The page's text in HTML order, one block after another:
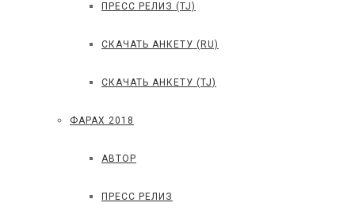
ПРЕСС РЕЛИЗ (TJ)
СКАЧАТЬ АНКЕТУ (RU)
СКАЧАТЬ АНКЕТУ (TJ)
ФАРАХ 2018
АВТОР
ПРЕСС РЕЛИЗ